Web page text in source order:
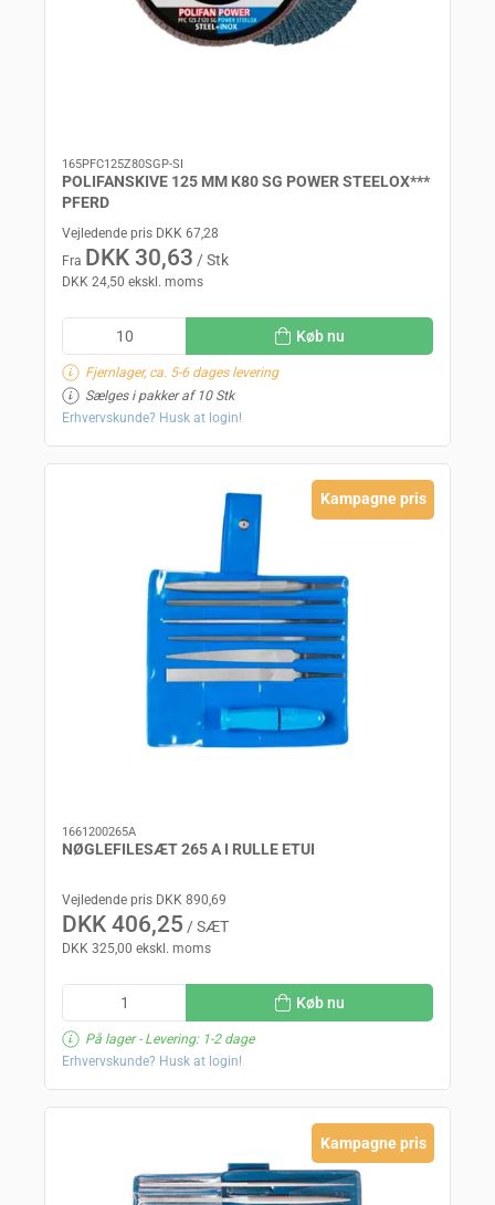
165PFC125Z80SGP-SI
POLIFANSKIVE 125 MM K80 SG POWER STEELOX***
PFERD
Vejledende pris DKK 67,28
Fra DKK 30,63 / Stk
DKK 24,50 ekskl. moms
Køb nu
Fjernlager, ca. 5-6 dages levering
Sælges i pakker af 10 Stk
Erhvervskunde? Husk at login!
Kampagne pris
1661200265A
NØGLEFILESÆT 265 A I RULLE ETUI
Vejledende pris DKK 890,69
DKK 406,25 / SÆT
DKK 325,00 ekskl. moms
Køb nu
På lager- Levering: 1-2 dage
Erhvervskunde? Husk at login!
Kampagne pris